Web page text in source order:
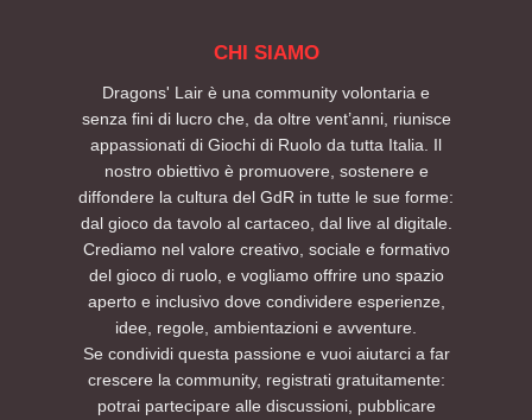
CHI SIAMO
Dragons' Lair è una community volontaria e
senza fini di lucro che, da oltre vent’anni, riunisce
appassionati di Giochi di Ruolo da tutta Italia. Il
nostro obiettivo è promuovere, sostenere e
diffondere la cultura del GdR in tutte le sue forme:
dal gioco da tavolo al cartaceo, dal live al digitale.
Crediamo nel valore creativo, sociale e formativo
del gioco di ruolo, e vogliamo offrire uno spazio
aperto e inclusivo dove condividere esperienze,
idee, regole, ambientazioni e avventure.
Se condividi questa passione e vuoi aiutarci a far
crescere la community, registrati gratuitamente:
potrai partecipare alle discussioni, pubblicare